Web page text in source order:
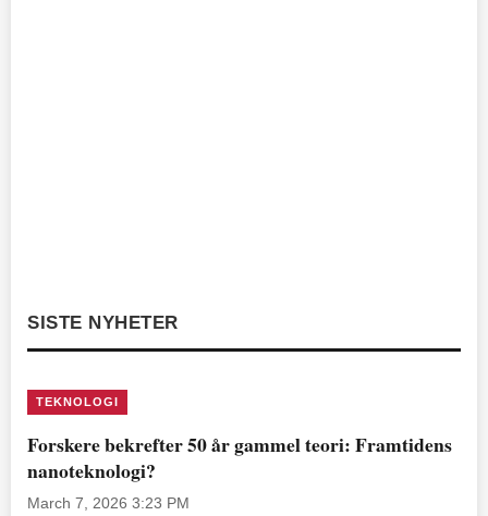
SISTE NYHETER
TEKNOLOGI
Forskere bekrefter 50 år gammel teori: Framtidens
nanoteknologi?
March 7, 2026 3:23 PM